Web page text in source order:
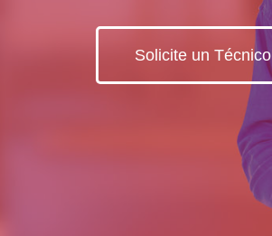
Solicite un Técnico